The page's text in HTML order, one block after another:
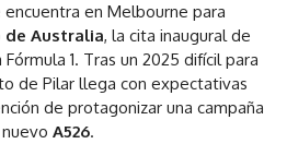
encuentra en Melbourne para
de Australia, la cita inaugural de
1. Tras un 2025 difícil para
de Pilar llega con expectativas
de protagonizar una campaña
A526.